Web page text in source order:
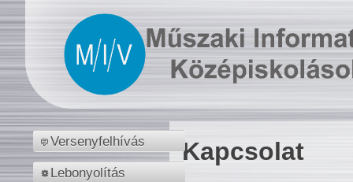
Versenyfelhívás
Lebonyolítás
Kapcsolat